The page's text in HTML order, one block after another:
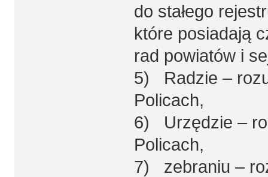
do stałego
które posiadają
rad powiatów i
5) Radzie –
Policach,
6) Urzędzie –
Policach,
7) zebraniu –